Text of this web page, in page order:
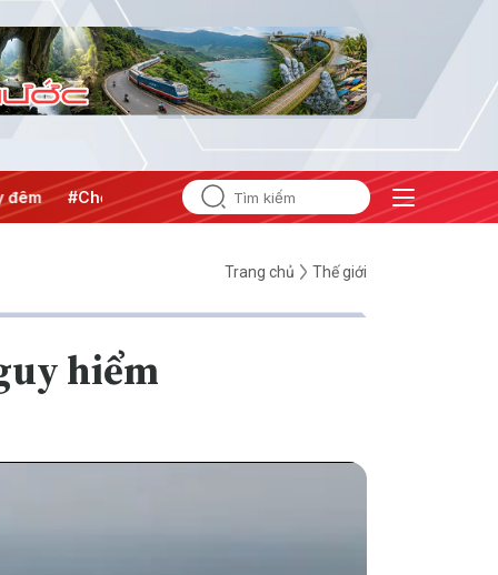
khai thác IUU #Căng thẳng Trung Đông #An ninh
Trang chủ Thế giới
hiểm